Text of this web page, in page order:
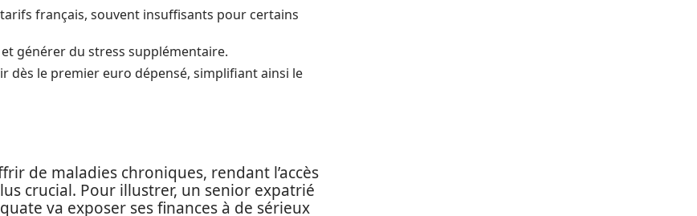
français, souvent insuffisants pour certains
générer du stress supplémentaire.
dès le premier euro dépensé, simplifiant ainsi le
de maladies chroniques, rendant l’accès
crucial. Pour illustrer, un senior expatrié
va exposer ses finances à de sérieux